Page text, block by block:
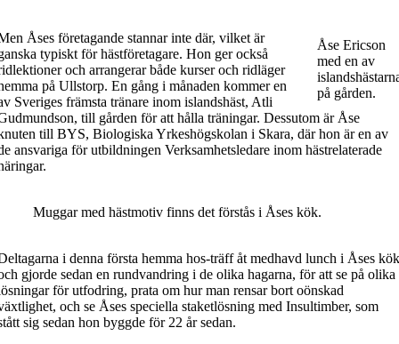
Åse Ericson
med en av
på gården.
Åses företagande stannar inte där, vilket är
typiskt för hästföretagare. Hon ger också
och arrangerar både kurser och ridläger
på Ullstorp. En gång i månaden kommer en
Sveriges främsta tränare inom islandshäst, Atli
till gården för att hålla träningar. Dessutom är Åse
till BYS, Biologiska Yrkeshögskolan i Skara, där hon är en av
ansvariga för utbildningen Verksamhetsledare inom hästrelaterade
Muggar med hästmotiv finns det förstås i Åses kök.
i denna första hemma hos-träff åt medhavd lunch i Åses
gjorde sedan en rundvandring i de olika hagarna, för att se på olika
för utfodring, prata om hur man rensar bort oönskad
och se Åses speciella staketlösning med Insultimber, som
sig sedan hon byggde för 22 år sedan.